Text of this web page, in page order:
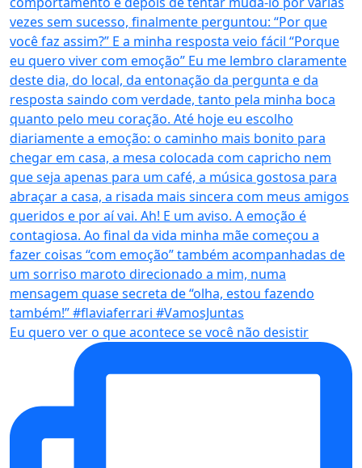
Eu quero ver o que acontece se você não desistir